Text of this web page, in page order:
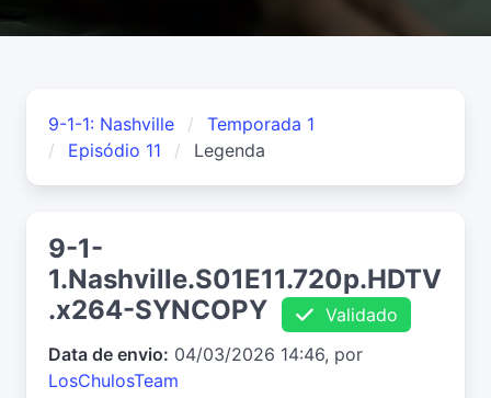
9-1-1: Nashville
Temporada 1
Episódio 11
Legenda
9-1-
1.Nashville.S01E11.720p.HDTV
.x264-SYNCOPY
Validado
Data de envio: 04/03/2026 14:46, por
LosChulosTeam